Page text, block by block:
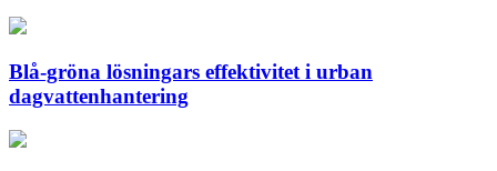
Blå-gröna lösningars effektivitet i urban
dagvattenhantering